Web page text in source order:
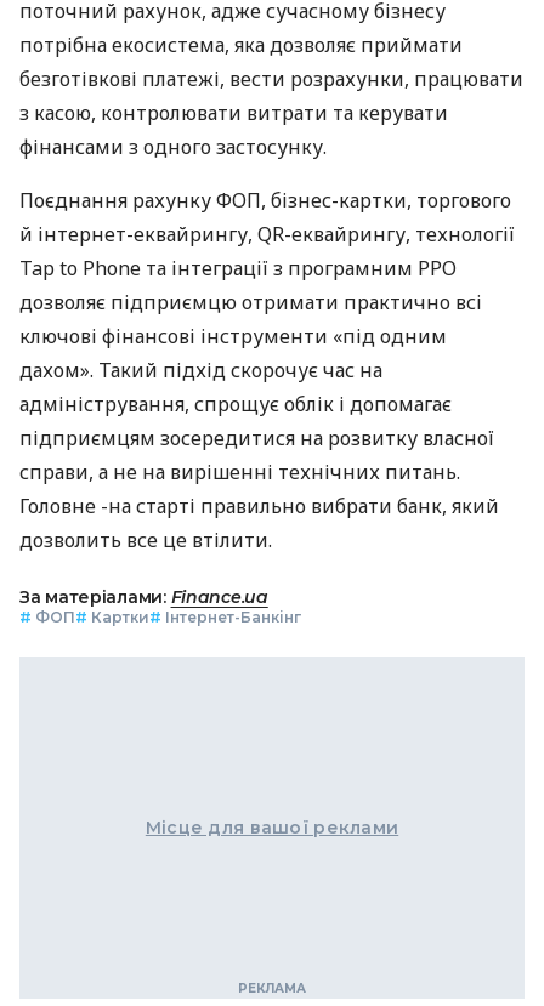
поточний рахунок, адже сучасному бізнесу
потрібна екосистема, яка дозволяє приймати
безготівкові платежі, вести розрахунки, працювати
з касою, контролювати витрати та керувати
фінансами з одного застосунку.
Поєднання рахунку ФОП, бізнес-картки, торгового
й інтернет-еквайрингу, QR-еквайрингу, технології
Tap to Phone та інтеграції з програмним РРО
дозволяє підприємцю отримати практично всі
ключові фінансові інструменти «під одним
дахом». Такий підхід скорочує час на
адміністрування, спрощує облік і допомагає
підприємцям зосередитися на розвитку власної
справи, а не на вирішенні технічних питань.
Головне -на старті правильно вибрати банк, який
дозволить все це втілити.
За матеріалами: Finance.ua
# ФОП# Картки# Інтернет-Банкінг
Місце для вашої реклами